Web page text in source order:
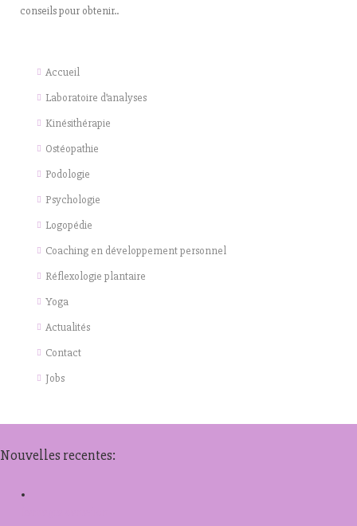
conseils pour obtenir..
Accueil
Laboratoire d’analyses
Kinésithérapie
Ostéopathie
Podologie
Psychologie
Logopédie
Coaching en développement personnel
Réflexologie plantaire
Yoga
Actualités
Contact
Jobs
Nouvelles recentes: